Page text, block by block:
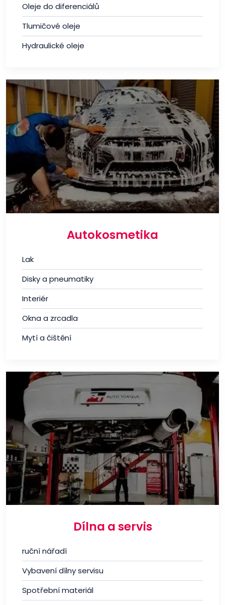
Oleje do diferenciálů
Tlumičové oleje
Hydraulické oleje
Autokosmetika
Lak
Disky a pneumatiky
Interiér
Okna a zrcadla
Mytí a čištění
Dílna a servis
ruční nářadí
Vybavení dílny servisu
Spotřební materiál